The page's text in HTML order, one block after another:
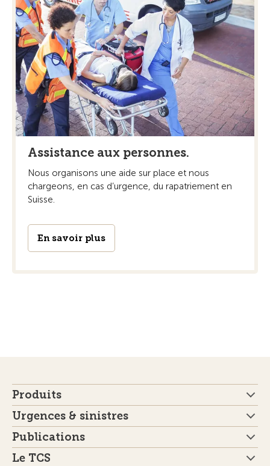
Assistance aux personnes.
Nous organisons une aide sur place et nous
chargeons, en cas d’urgence, du rapatriement en
Suisse.
En savoir plus
Produits
Urgences & sinistres
Publications
Le TCS